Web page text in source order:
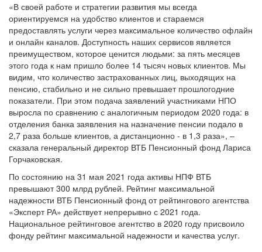
«В своей работе и стратегии развития мы всегда
ориентируемся на удобство клиентов и стараемся
предоставлять услуги через максимальное количество офлайн
и онлайн каналов. Доступность наших сервисов является
преимуществом, которое ценится людьми: за пять месяцев
этого года к нам пришло более 14 тысяч новых клиентов. Мы
видим, что количество застрахованных лиц, выходящих на
пенсию, стабильно и не сильно превышает прошлогодние
показатели. При этом подача заявлений участниками НПО
выросла по сравнению с аналогичным периодом 2020 года: в
отделения банка заявления на назначение пенсии подало в
2,7 раза больше клиентов, а дистанционно - в 1,3 раза», –
сказала генеральный директор ВТБ Пенсионный фонд Лариса
Горчаковская.
По состоянию на 31 мая 2021 года активы НПФ ВТБ
превышают 300 млрд рублей. Рейтинг максимальной
надежности ВТБ Пенсионный фонд от рейтингового агентства
«Эксперт РА» действует непрерывно с 2021 года.
Национальное рейтинговое агентство в 2020 году присвоило
фонду рейтинг максимальной надежности и качества услуг.